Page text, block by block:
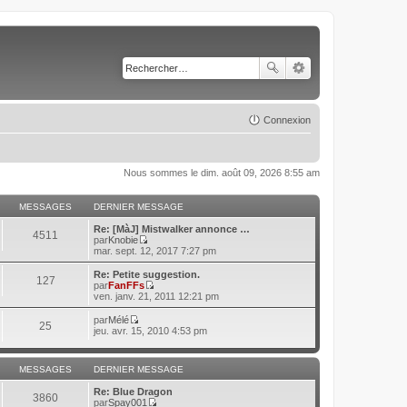
Connexion
Nous sommes le dim. août 09, 2026 8:55 am
MESSAGES DERNIER MESSAGE
4511
Re: [MàJ] Mistwalker annonce …
parKnobie
C
o
n
s
u
l
e
r
l
e
d
e
r
n
mar. sept. 12, 2017 7:27 pm
127
Re: Petite suggestion.
parFanFFs
C
o
s
u
l
t
e
r
l
e
ven. janv. 21, 2011 12:21 pm
25 parMélé
C
o
n
s
u
l
t
e
jeu. avr. 15, 2010 4:53 pm
MESSAGES DERNIER MESSAGE
3860
Re: Blue Dragon
parSpay001